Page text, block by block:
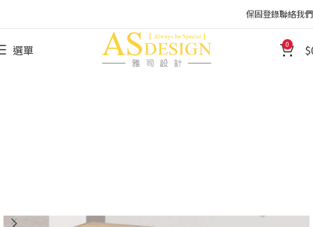
保固登錄聯絡我們
選單 0